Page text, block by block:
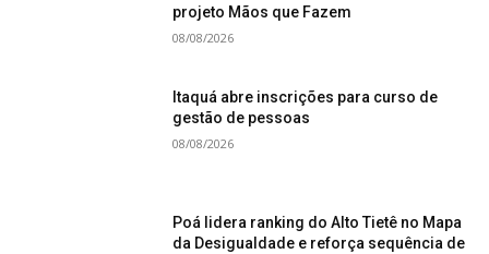
projeto Mãos que Fazem
08/08/2026
Itaquá abre inscrições para curso de
gestão de pessoas
08/08/2026
Poá lidera ranking do Alto Tietê no Mapa
da Desigualdade e reforça sequência de